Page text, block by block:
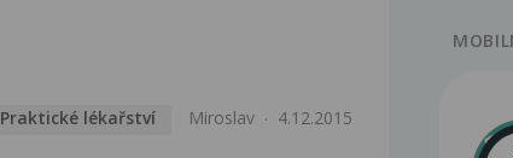
Praktické lékařství Miroslav 4.12.2015